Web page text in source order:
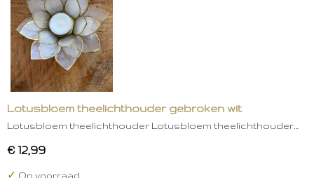
Lotusbloem theelichthouder gebroken wit
Lotusbloem theelichthouder Lotusbloem theelichthouder…
€ 12,99
✓ Op voorraad